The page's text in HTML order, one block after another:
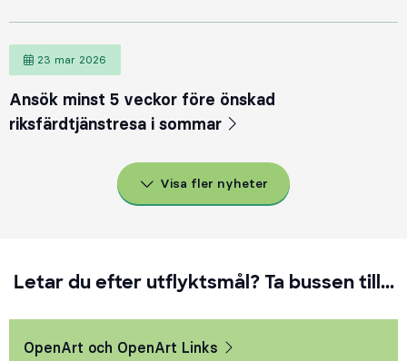
23 mar 2026
Ansök minst 5 veckor före önskad
riksfärdtjänstresa i sommar
Visa fler nyheter
Letar du efter utflyktsmål? Ta bussen till...
OpenArt och OpenArt Links